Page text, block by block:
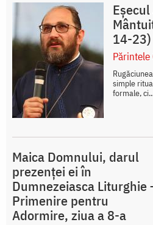
14-23)
simple
formale,
Maica Domnului, darul
prezenței ei în
Dumnezeiasca Liturghie
Primenire pentru
Adormire, ziua a 8-a